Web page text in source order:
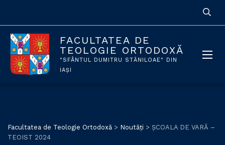
FACULTATEA DE
TEOLOGIE ORTODOXĂ
"SFÂNTUL DUMITRU STĂNILOAE" DIN
IAȘI
Facultatea de Teologie Ortodoxă > Noutăți > ŞCOALA DE VARĂ –
TEOIST 2024